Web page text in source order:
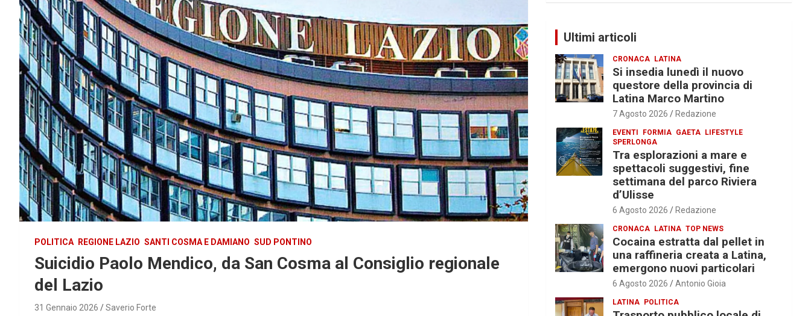
POLITICA REGIONE LAZIO SANTI COSMA E DAMIANO SUD PONTINO
Suicidio Paolo Mendico, da San Cosma al Consiglio regionale
del Lazio
31 Gennaio 2026 Saverio Forte
Ultimi articoli
CRONACA LATINA
Si insedia lunedì il nuovo
questore della provincia di
Latina Marco Martino
7 Agosto 2026 Redazione
EVENTI FORMIA GAETA LIFESTYLE
SPERLONGA
Tra esplorazioni a mare e
spettacoli suggestivi, fine
settimana del parco Riviera
d’Ulisse
6 Agosto 2026 Redazione
CRONACA LATINA TOP NEWS
Cocaina estratta dal pellet in
una raffineria creata a Latina,
emergono nuovi particolari
6 Agosto 2026 Antonio Gioia
LATINA POLITICA